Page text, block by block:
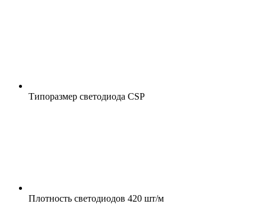
Типоразмер светодиода CSP
Плотность светодиодов 420 шт/м